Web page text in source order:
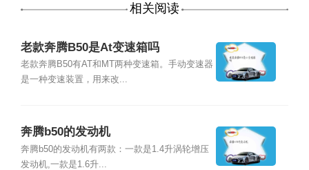
相关阅读
老款奔腾B50是At变速箱吗
老款奔腾B50有AT和MT两种变速箱。手动变速器
是一种变速装置，用来改...
奔腾b50的发动机
奔腾b50的发动机有两款：一款是1.4升涡轮增压
发动机,一款是1.6升...